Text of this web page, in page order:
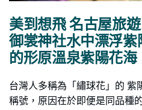
美到想飛 名古屋旅
御裳神社水中漂浮
的形原溫泉紫陽花海
台灣人多稱為「繡球花」的 紫
稱號，原因在於即便是同品種